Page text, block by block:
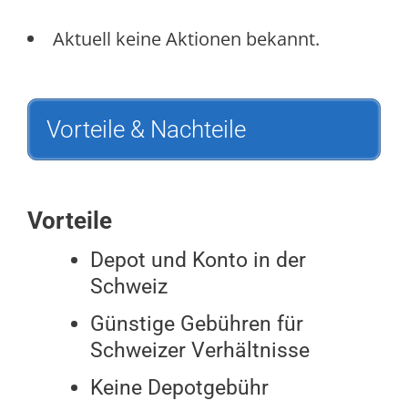
Aktuell keine Aktionen bekannt.
Vorteile & Nachteile
Vorteile
Depot und Konto in der
Schweiz
Günstige Gebühren für
Schweizer Verhältnisse
Keine Depotgebühr